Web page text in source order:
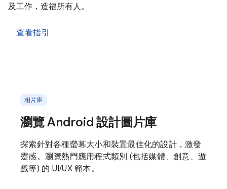
及工作，造福所有人。
查看指引
相片庫
瀏覽 Android 設計圖片庫
探索針對各種螢幕大小和裝置最佳化的設計，激發
靈感。瀏覽熱門應用程式類別 (包括媒體、創意、遊
戲等) 的 UI/UX 範本。